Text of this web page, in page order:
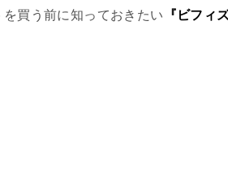
買う前に知っておきたい 『ビフィ